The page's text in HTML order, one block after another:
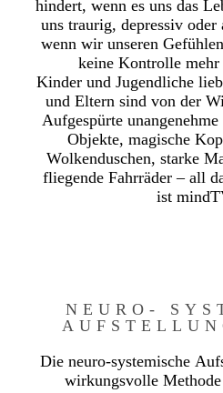
hindert, wenn es uns das
uns traurig, depressiv oder
wenn wir unseren
keine Kontrolle mehr
Kinder und Jugendliche
und Eltern sind von der
Aufgespürte
Objekte, magische
Wolkenduschen, starke
fliegende Fahrräder – all
ist
NEURO-
Die neuro-systemische
wirkungsvolle